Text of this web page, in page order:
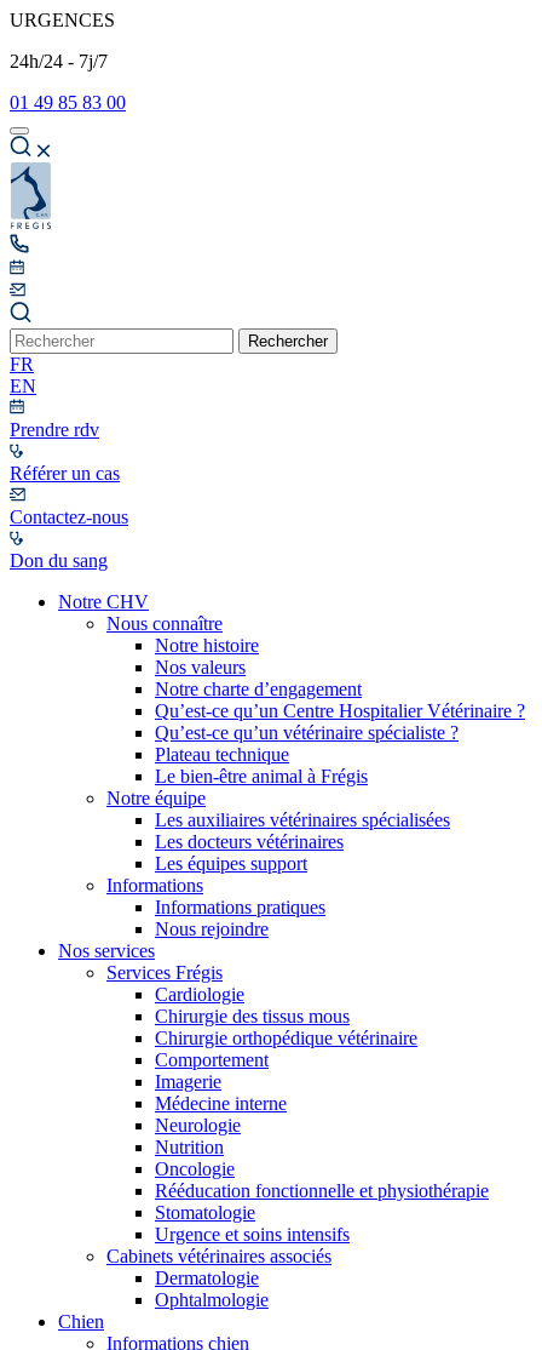
URGENCES
24h/24 - 7j/7
01 49 85 83 00
Rechercher
FR
EN
Prendre rdv
Référer un cas
Contactez-nous
Don du sang
Notre CHV
Nous connaître
Notre histoire
Nos valeurs
Notre charte d’engagement
Qu’est-ce qu’un Centre Hospitalier Vétérinaire ?
Qu’est-ce qu’un vétérinaire spécialiste ?
Plateau technique
Le bien-être animal à Frégis
Notre équipe
Les auxiliaires vétérinaires spécialisées
Les docteurs vétérinaires
Les équipes support
Informations
Informations pratiques
Nous rejoindre
Nos services
Services Frégis
Cardiologie
Chirurgie des tissus mous
Chirurgie orthopédique vétérinaire
Comportement
Imagerie
Médecine interne
Neurologie
Nutrition
Oncologie
Rééducation fonctionnelle et physiothérapie
Stomatologie
Urgence et soins intensifs
Cabinets vétérinaires associés
Dermatologie
Ophtalmologie
Chien
Informations chien